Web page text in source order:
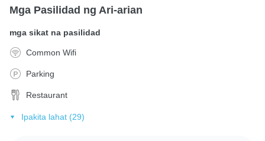
Mga Pasilidad ng Ari-arian
mga sikat na pasilidad
Common Wifi
Parking
Restaurant
Ipakita lahat (29)